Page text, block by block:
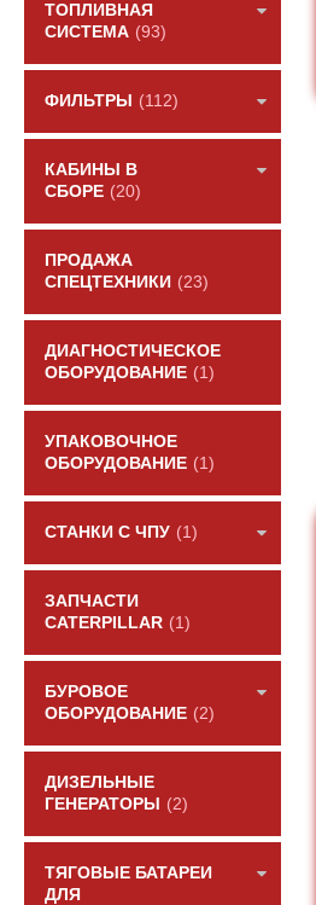
ТОПЛИВНАЯ
СИСТЕМА (93)
ФИЛЬТРЫ (112)
КАБИНЫ В
СБОРЕ (20)
ПРОДАЖА
СПЕЦТЕХНИКИ (23)
ДИАГНОСТИЧЕСКОЕ
ОБОРУДОВАНИЕ (1)
УПАКОВОЧНОЕ
ОБОРУДОВАНИЕ (1)
СТАНКИ С ЧПУ (1)
ЗАПЧАСТИ
CATERPILLAR (1)
БУРОВОЕ
ОБОРУДОВАНИЕ (2)
ДИЗЕЛЬНЫЕ
ГЕНЕРАТОРЫ
(2)
ТЯГОВЫЕ БАТАРЕИ
ДЛЯ